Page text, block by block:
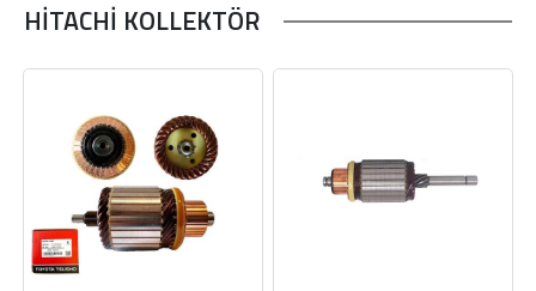
HİTACHİ KOLLEKTÖR